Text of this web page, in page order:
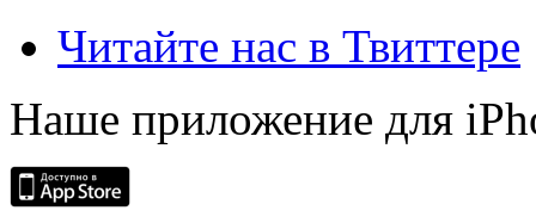
Читайте нас в Твиттере
Наше приложение для